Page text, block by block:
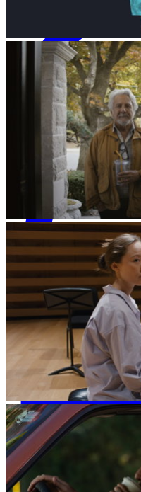
WhatsApp